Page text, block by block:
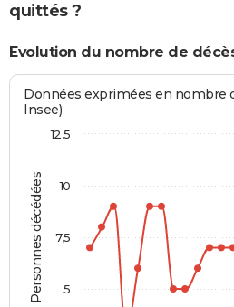
quittés ?
Evolution du nombre de
Personnes décédées
Données exprimées en nombre
Insee)
5
7,5
10
12,5